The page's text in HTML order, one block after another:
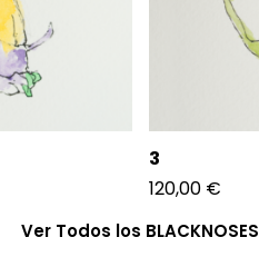
3
120,00 €
Ver Todos los BLACKNOSES